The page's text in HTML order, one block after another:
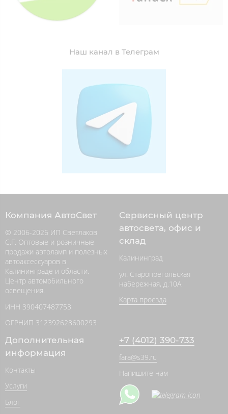
Наш канал в Телеграм
Компания АвтоСвет
© 2006-2026 ИП Светлаков
С.Г. Оптовые и розничные
продажи автоламп и полезных
автоаксессуаров в
Калининграде и области.
Центр автомобильного
освещения.
ИНН 390407487753
ОГРНИП 312392628600293
Сервисный центр
автосвета, офис и
склад
Калининград
ул. Старопрегольская
набережная, д.10А
Карта проезда
Дополнительная
информация
Контакты
Услуги
Блог
+7 (4012) 390-733
fara@s39.ru
Напишите нам